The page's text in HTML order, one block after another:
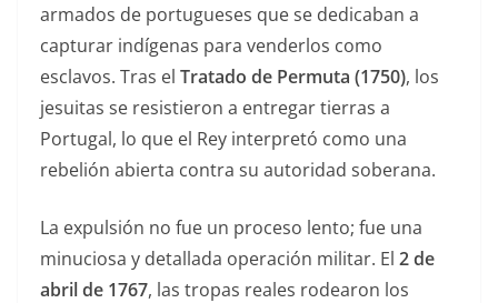
armados de portugueses que se dedicaban a
capturar indígenas para venderlos como
esclavos. Tras el Tratado de Permuta (1750), los
jesuitas se resistieron a entregar tierras a
Portugal, lo que el Rey interpretó como una
rebelión abierta contra su autoridad soberana.
La expulsión no fue un proceso lento; fue una
minuciosa y detallada operación militar. El 2 de
abril de 1767, las tropas reales rodearon los